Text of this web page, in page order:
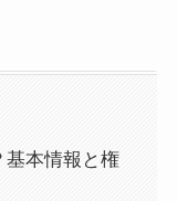
基本情報と権